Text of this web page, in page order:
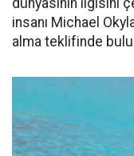
dünyasının ilgisini
insanı Michael
alma teklifinde